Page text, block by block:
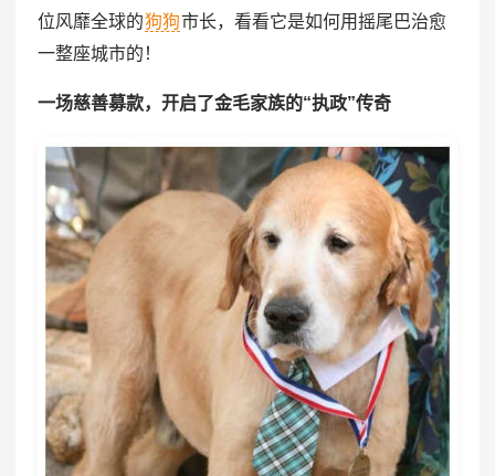
位风靡全球的狗狗市长，看看它是如何用摇尾巴治愈
一整座城市的！
一场慈善募款，开启了金毛家族的“执政”传奇